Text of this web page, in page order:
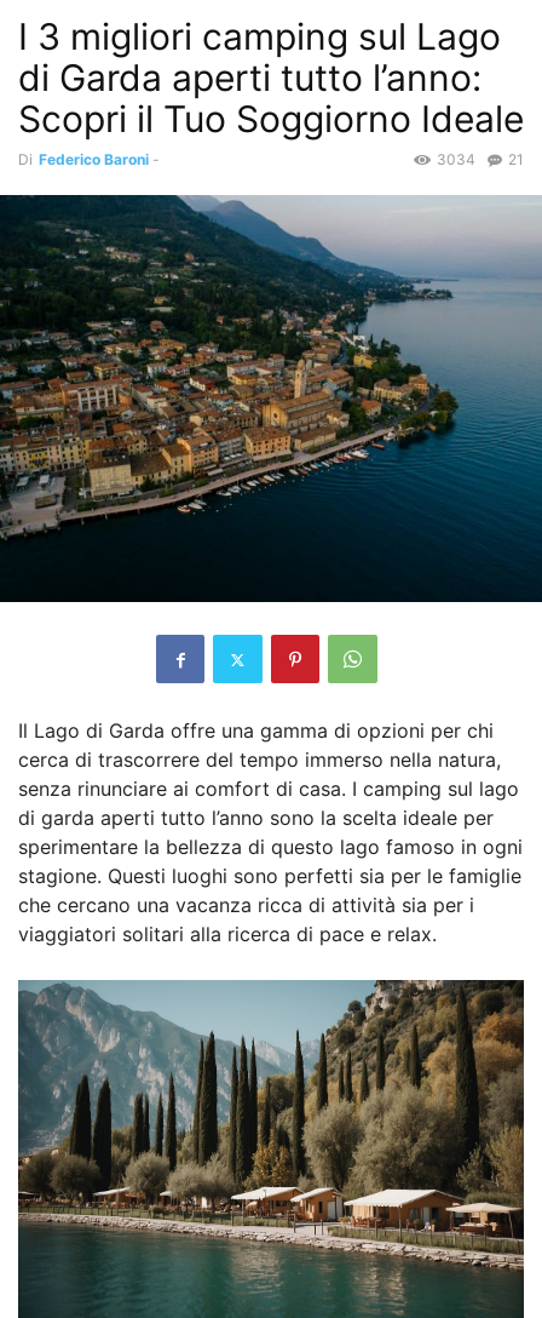
I 3 migliori camping sul Lago
di Garda aperti tutto l’anno:
Scopri il Tuo Soggiorno Ideale
Di Federico Baroni - 21
3034
Il Lago di Garda offre una gamma di opzioni per chi
cerca di trascorrere del tempo immerso nella natura,
senza rinunciare ai comfort di casa. I camping sul lago
di garda aperti tutto l’anno sono la scelta ideale per
sperimentare la bellezza di questo lago famoso in ogni
stagione. Questi luoghi sono perfetti sia per le famiglie
che cercano una vacanza ricca di attività sia per i
viaggiatori solitari alla ricerca di pace e relax.